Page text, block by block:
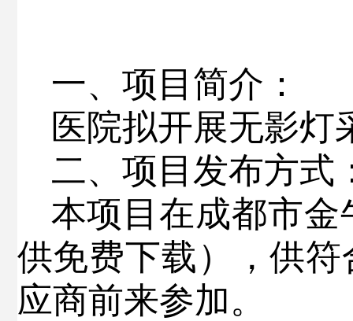
一、 项目 简介 ：
医院拟开展无影灯
二、 项目发布方式
本项目在成都市金
供免费下载），供
应商前来参加。